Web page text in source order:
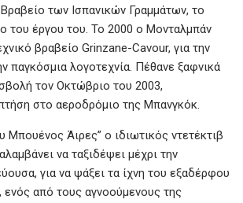
των Ισπανικών Γραμμάτων, το
του έργου του. Το 2000 ο Μονταλμπάν
βραβείο Grinzane-Cavour, για την
παγκόσμια λογοτεχνία. Πέθανε ξαφνικά
τον Οκτώβριο του 2003,
στο αεροδρόμιο της Μπανγκόκ.
Μπουένος Άιρες” ο ιδιωτικός ντετέκτιβ
να ταξιδέψει μέχρι την
για να ψάξει τα ίχνη του εξαδέρφου
από τους αγνοούμενους της